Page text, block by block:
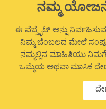
ನಮ್ಮ
ಈ ವೆಬ್ಸೈಟ್ ಅನ್ನು ನಿರ್ವಹಿಸುವ
ನಿಮ್ಮ ಬೆಂಬಲದ ಮೇಲೆ
ನಮ್ಮಲ್ಲಿನ ಮಾಹಿತಿಯು
ಒಮ್ಮೆಯ ಅಥವಾ ಮಾಸಿಕ